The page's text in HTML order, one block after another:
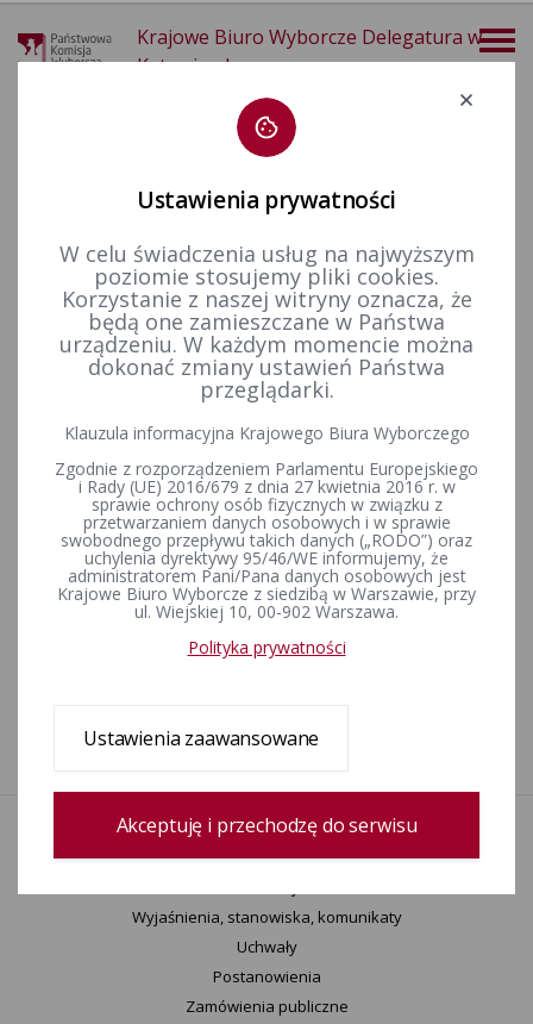
Krajowe Biuro Wyborcze Delegatura w
Katowicach
Wybory samorządowe i referenda lokalne Wybory i referenda w toku kadencji
Kadencja 2014-2018
Wybory uzupełniające do senatu
Wybory uzupełniające do Senatu Rzeczypospolitej Polskiej w
okręgu nr 75, zarządzone na dzień 8 lutego 2015 r.
Wybory uzupełniające do Senatu Rzeczypospolitej Polskiej w
okręgu nr 73, zarządzone na dzień 7 września 2014 r.
Wybory uzupełniające do Senatu Rzeczypospolitej Polskiej -
okręg nr 73 - 21 kwietnia 2013 r.
1
Wydarzenia
Wyjaśnienia, stanowiska, komunikaty
Uchwały
Postanowienia
Zamówienia publiczne
Ustawienia prywatności
W celu świadczenia usług na najwyższym
poziomie stosujemy pliki cookies.
Korzystanie z naszej witryny oznacza, że
będą one zamieszczane w Państwa
urządzeniu. W każdym momencie można
dokonać zmiany ustawień Państwa
przeglądarki.
Klauzula informacyjna Krajowego Biura Wyborczego
Zgodnie z rozporządzeniem Parlamentu Europejskiego
i Rady (UE) 2016/679 z dnia 27 kwietnia 2016 r. w
sprawie ochrony osób fizycznych w związku z
przetwarzaniem danych osobowych i w sprawie
swobodnego przepływu takich danych („RODO”) oraz
uchylenia dyrektywy 95/46/WE informujemy, że
administratorem Pani/Pana danych osobowych jest
Krajowe Biuro Wyborcze z siedzibą w Warszawie, przy
ul. Wiejskiej 10, 00-902 Warszawa.
Polityka prywatności
Ustawienia zaawansowane
Akceptuję i przechodzę do serwisu